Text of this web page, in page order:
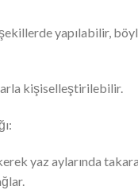
yapılabilir,
kişiselleştirilebilir.
yaz aylarında